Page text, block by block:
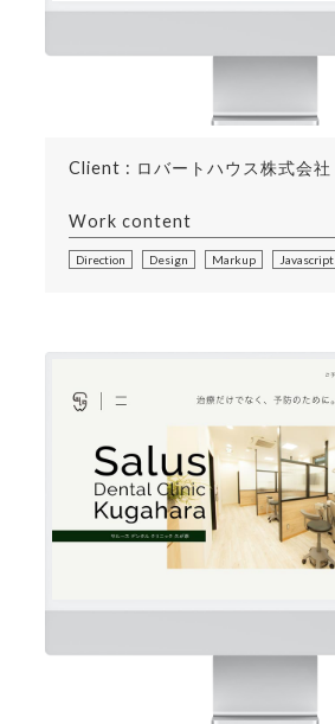
Client : ロバートハウス株式会社
Work content
Direction Design Markup Javascript